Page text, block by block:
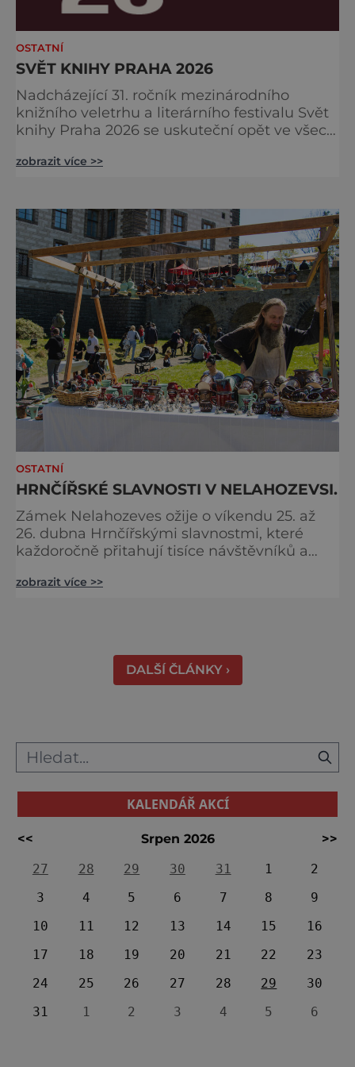
OSTATNÍ
SVĚT KNIHY PRAHA 2026
Nadcházející 31. ročník mezinárodního
knižního veletrhu a literárního festivalu Svět
knihy Praha 2026 se uskuteční opět ve všech
pavilonech a v pavilonu na Bruselské cestě.
pojmenovaných po klasických českých
autorech a autorkách. Dramaturgie festivalu
v roce 2026 se zaměří na dvě hlavní tém
zobrazit více >>
OSTATNÍ
HRNČÍŘSKÉ SLAVNOSTI V NELAHOZEVSI.
Zámek Nelahozeves ožije o víkendu 25. až
26. dubna Hrnčířskými slavnostmi, které
každoročně přitahují tisíce návštěvníků a
Středočeském kraji. Areál renesančního
zábavný program pro celou rodinu. Otevřeno
bude také v blízkém interaktivním muz
zobrazit více >>
DALŠÍ ČLÁNKY ›
KALENDÁŘ AKCÍ
<< Srpen 2026
>>
27
28 29 30 31 1
2
3
4 5 6 7 8
9
10
11 12 13 14 15
16
17
18 19 20 21 22
23
24
25 26 27 28 29
30
31
1 2 3 4 5 6